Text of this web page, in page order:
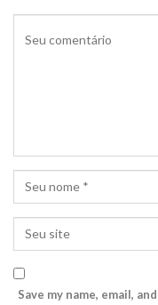
Save my name, email,